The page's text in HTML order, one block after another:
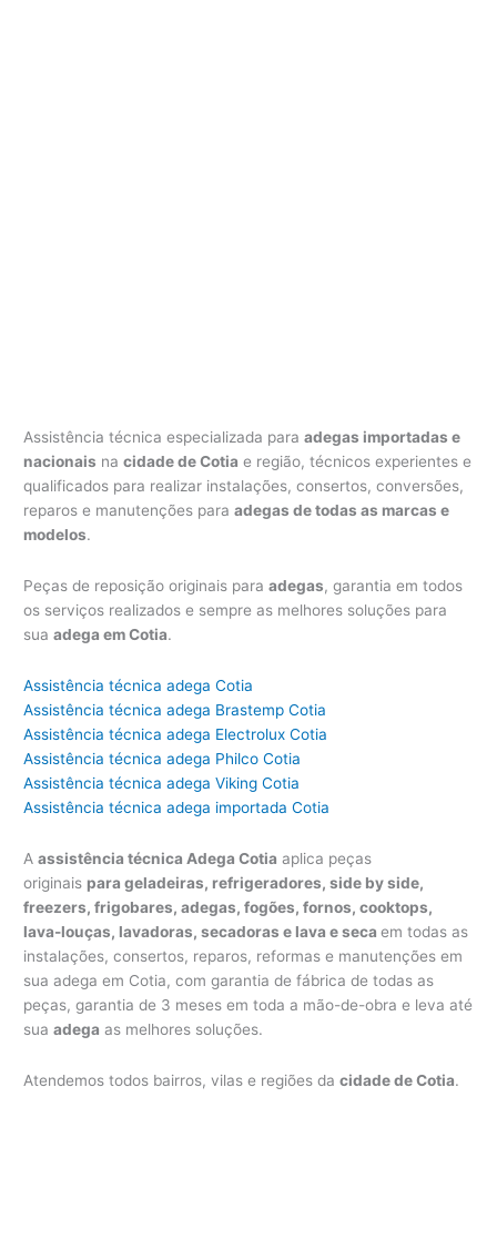
Assistência técnica especializada paraadegas importadas e
nacionais nacidade de Cotia e região, técnicos experientes e
qualificados para realizar instalações, consertos, conversões,
reparos e manutenções paraadegas de todas as marcas e
modelos.
Peças de reposição originais paraadegas, garantia em todos
os serviços realizados e sempre as melhores soluções para
suaadega em Cotia.
Assistência técnica adega Cotia
Assistência técnica adega Brastemp Cotia
Assistência técnica adega Electrolux Cotia
Assistência técnica adega Philco Cotia
Assistência técnica adega Viking Cotia
Assistência técnica adega importada Cotia
Aassistência técnica Adega Cotia aplica peças
originais para geladeiras, refrigeradores, side by side,
freezers, frigobares, adegas, fogões, fornos, cooktops,
lava-louças, lavadoras, secadoras e lava e secaem todas as
instalações, consertos, reparos, reformas e manutenções em
sua adega em Cotia, com garantia de fábrica de todas as
peças, garantia de 3 meses em toda a mão-de-obra e leva até
suaadega as melhores soluções.
Atendemos todos bairros, vilas e regiões dacidade de Cotia.